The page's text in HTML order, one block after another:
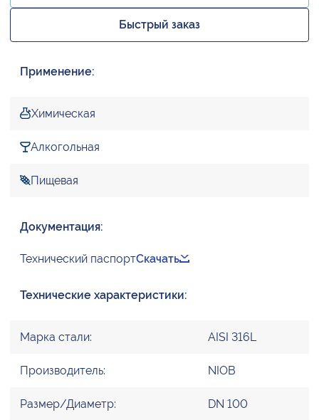
Быстрый заказ
Применение:
Химическая
Алкогольная
Пищевая
Документация:
Технический паспортСкачать
Технические характеристики:
Марка стали: AISI 316L
Производитель: NIOB
Размер/Диаметр: DN 100